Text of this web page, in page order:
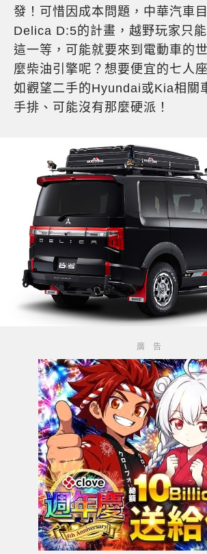
發！可惜因成本問題，中華汽車
Delica D:5的計畫，越野玩家只
這一等，可能就要來到電動車的
麼柴油引擎呢？想要便宜的七人
如觀望二手的Hyundai或Kia相關
手排、可能沒有那麼硬派！